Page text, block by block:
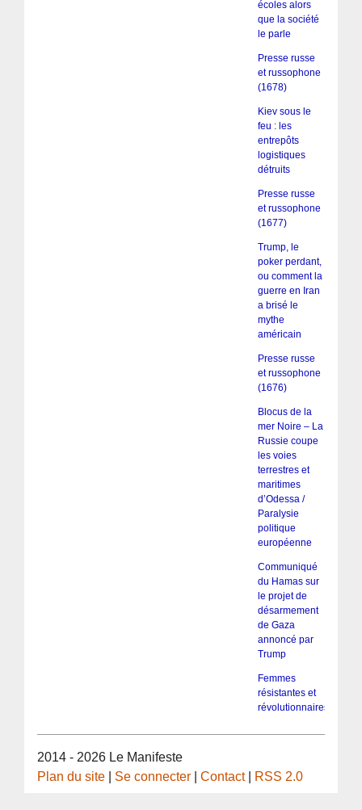
écoles alors
que la société
le parle
Presse russe
et russophone
(1678)
Kiev sous le
feu : les
entrepôts
logistiques
détruits
Presse russe
et russophone
(1677)
Trump, le
poker perdant,
ou comment la
guerre en Iran
a brisé le
mythe
américain
Presse russe
et russophone
(1676)
Blocus de la
mer Noire – La
Russie coupe
les voies
terrestres et
maritimes
d’Odessa /
Paralysie
politique
européenne
Communiqué
du Hamas sur
le projet de
désarmement
de Gaza
annoncé par
Trump
Femmes
résistantes et
révolutionnaires
2014 - 2026 Le Manifeste
Plan du site
Se connecter |Contact| RSS 2.0